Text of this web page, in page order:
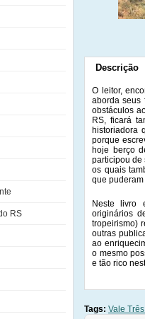
RS
Descrição
O leitor,
aborda seus
obstáculos
RS, ficará
historiadora
porque
hoje berço
participou de
os quais
que
Neste livro
originários
tropeirismo)
outras
ao
o mesmo
e tão rico
Tags: Vale